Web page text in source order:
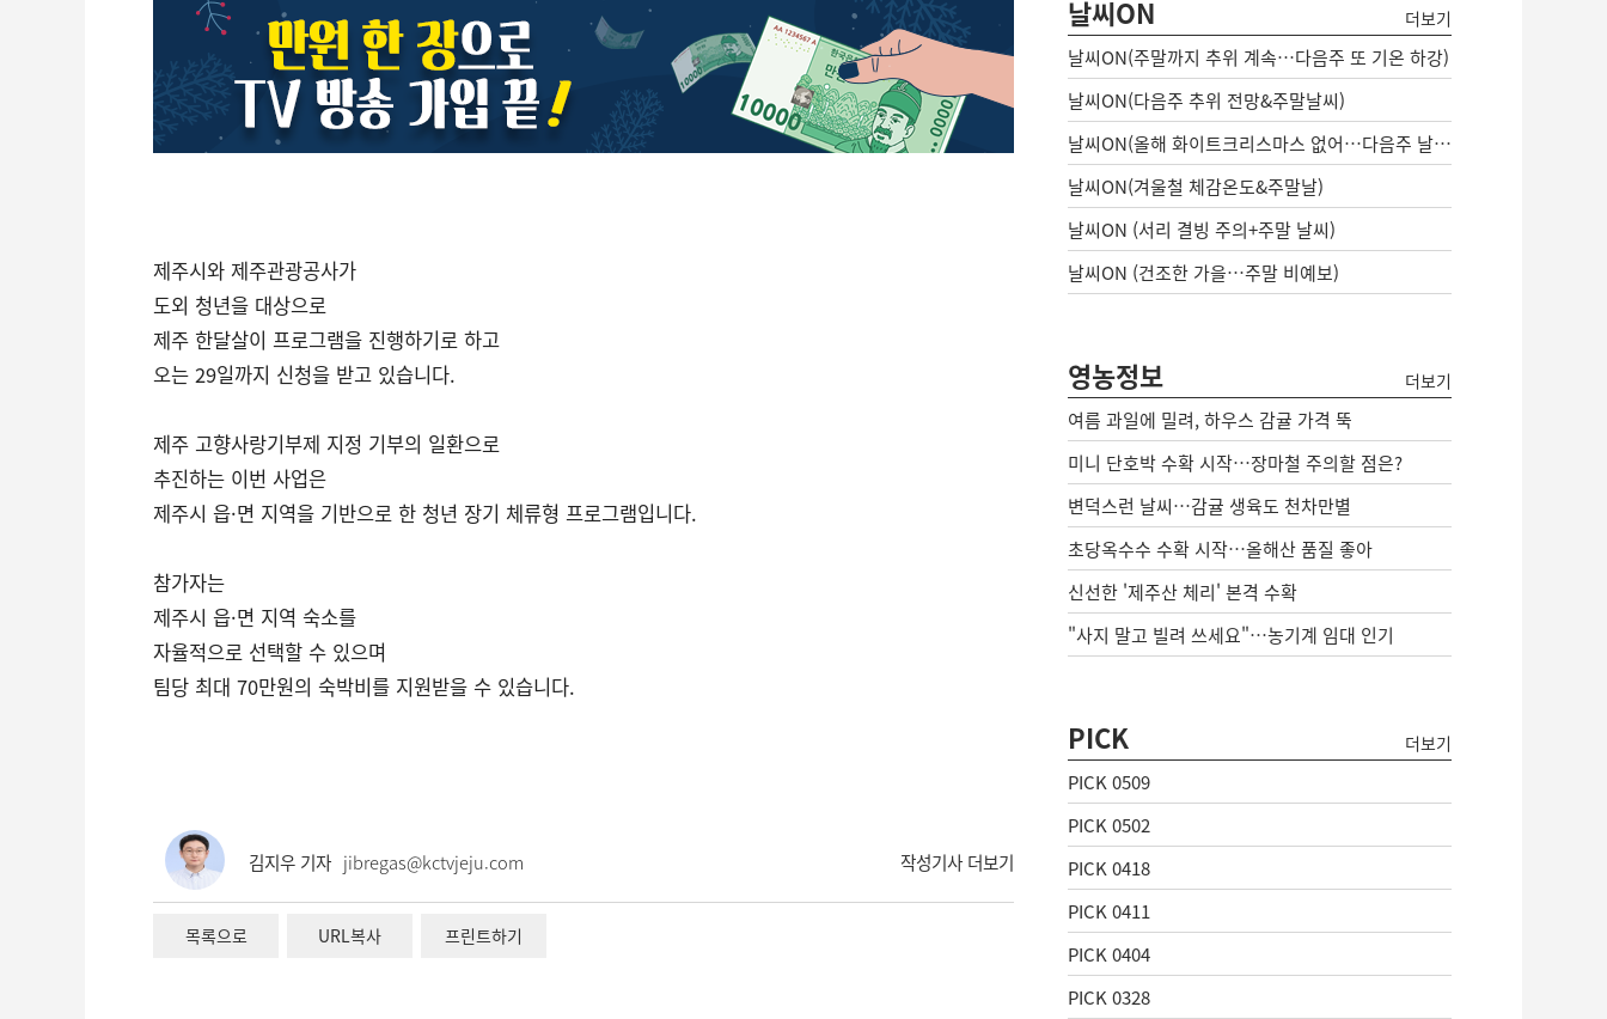
제주시와 제주관광공사가
도외 청년을 대상으로
제주 한달살이 프로그램을 진행하기로 하고
오는 29일까지 신청을 받고 있습니다.
제주 고향사랑기부제 지정 기부의 일환으로
추진하는 이번 사업은
제주시 읍·면 지역을 기반으로 한 청년 장기 체류형 프로그램입니다.
참가자는
제주시 읍·면 지역 숙소를
자율적으로 선택할 수 있으며
팀당 최대 70만원의 숙박비를 지원받을 수 있습니다.
김지우 기자 jibregas@kctvjeju.com 작성기사 더보기
목록으로 URL복사 프린트하기
날씨ON 더보기
날씨ON(주말까지 추위 계속…다음주 또 기온 하강)
날씨ON(다음주 추위 전망&주말날씨)
날씨ON(올해 화이트크리스마스 없어…다음주 날씨는?)
날씨ON(겨울철 체감온도&주말날)
날씨ON (서리 결빙 주의+주말 날씨)
날씨ON (건조한 가을…주말 비예보)
영농정보 더보기
여름 과일에 밀려, 하우스 감귤 가격 뚝
미니 단호박 수확 시작…장마철 주의할 점은?
변덕스런 날씨…감귤 생육도 천차만별
초당옥수수 수확 시작…올해산 품질 좋아
신선한 '제주산 체리' 본격 수확
"사지 말고 빌려 쓰세요"…농기계 임대 인기
PICK 더보기
PICK 0509
PICK 0502
PICK 0418
PICK 0411
PICK 0404
PICK 0328